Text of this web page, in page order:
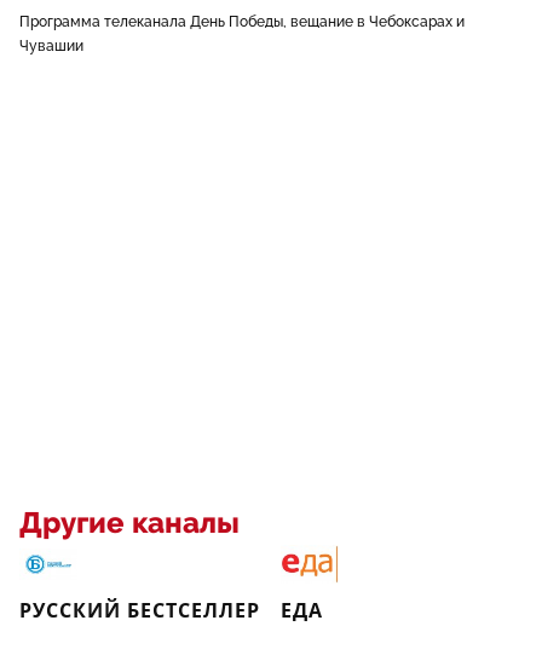
Программа телеканала День Победы, вещание в Чебоксарах и
Чувашии
Другие каналы
РУССКИЙ БЕСТСЕЛЛЕР ЕДА